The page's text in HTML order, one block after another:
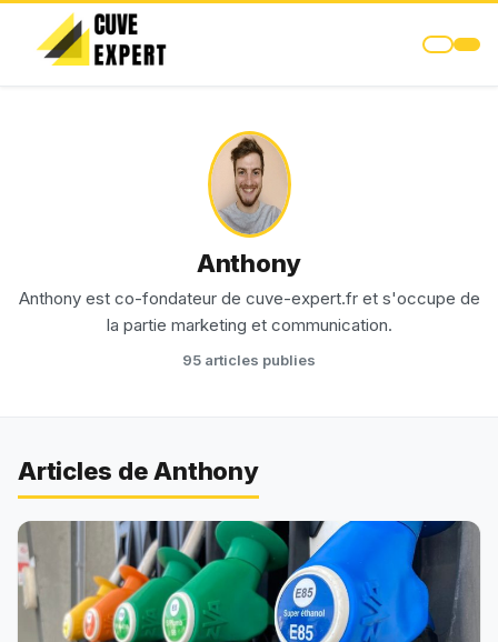
Anthony
Anthony est co-fondateur de cuve-expert.fr et s'occupe de
la partie marketing et communication.
95 articles publies
Articles de Anthony